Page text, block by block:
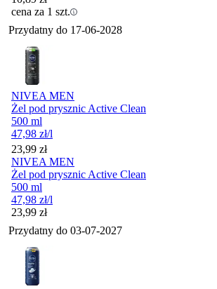
cena za 1 szt.
Przydatny do 17-06-2028
NIVEA MEN
Żel pod prysznic Active Clean
500 ml
47,98 zł/l
Cena
23,99 zł
NIVEA MEN
Żel pod prysznic Active Clean
500 ml
47,98 zł/l
Cena
23,99 zł
Przydatny do 03-07-2027